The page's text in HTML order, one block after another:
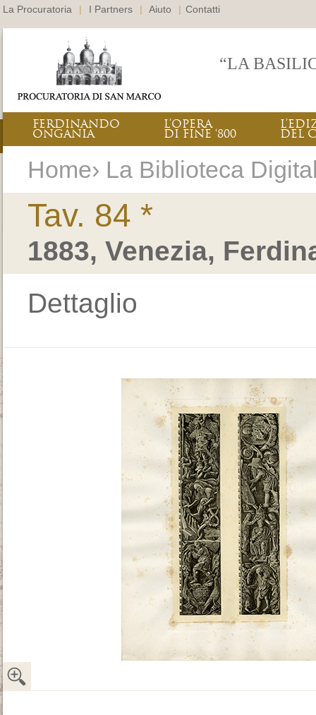
La Procuratoria | I Partners | Aiuto | Contatti
“LA
FERDINANDO
ONGANIA
L’OPERA
DI FINE ‘800 DEL
Home› La Biblioteca
Tav. 84 *
1883, Venezia,
Dettaglio